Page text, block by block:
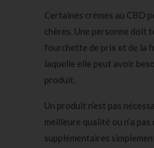
Certaines crèmes au CBD
chères. Une personne doit
fourchette de prix et de la
laquelle elle peut avoir
produit.
Un produit n’est pas
meilleure qualité ou n’a pas
supplémentaires